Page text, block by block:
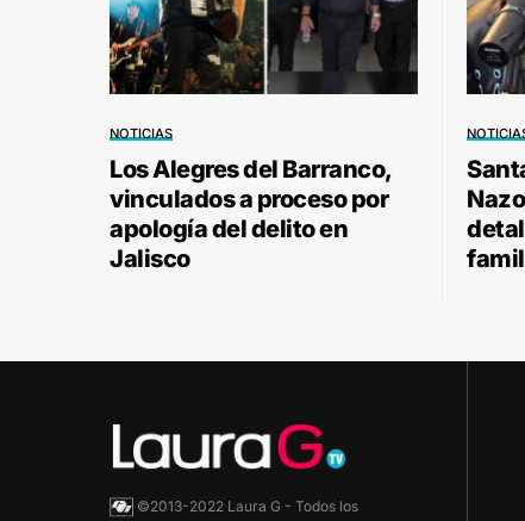
NOTICIAS
Los Alegres del Barranco,
vinculados a proceso por
apología del delito en
Jalisco
©2013-2022 Laura G - Todos los